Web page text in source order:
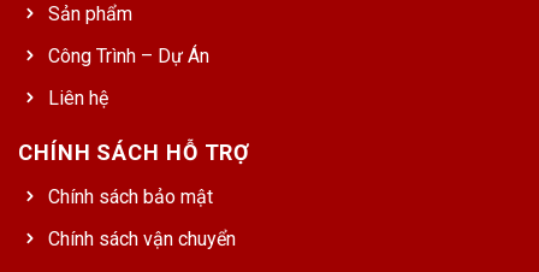
Sản phẩm
Công Trình – Dự Án
Liên hệ
CHÍNH SÁCH HỖ TRỢ
Chính sách bảo mật
Chính sách vận chuyển